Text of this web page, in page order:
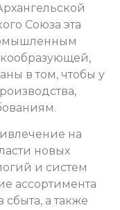
Союза эта
в том, чтобы у
на
новых
и систем
ассортимента
а также